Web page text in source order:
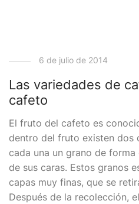
6 de julio de 2014
Las variedades de
cafeto
El fruto del cafeto es
dentro del fruto existen dos
cada una un grano de
de sus caras. Estos granos
capas muy finas, que se
Después de la recolección,